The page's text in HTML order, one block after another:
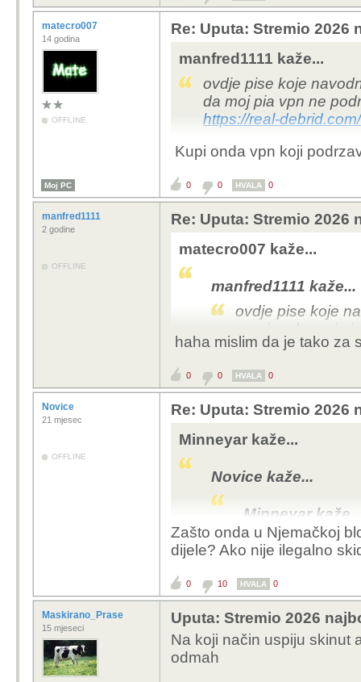
matecro007
14 godina
OFFLINE
Re: Uputa: Stremio 2026
manfred1111 kaže...
ovdje pise koje
da moj pia vpn ne
https://real-
Kupi onda vpn koji
Moj PC 0 0 HVALA 0
manfred1111
2 godine
OFFLINE
Re: Uputa: Stremio 2026
matecro007 kaže...
manfred1111 kaže...
ovdje pise koje
ne,pise da moj
https://real-
Kupi onda vpn koji
haha mislim da je tako za
0 0 HVALA 0
Novice
21 mjesec
OFFLINE
Re: Uputa: Stremio 2026
Minneyar kaže...
Novice kaže...
Minneyar
Kolko ti se
= skidanje
KAZNJAVA
UPLOAD/
prihvatit
postova
neki
Zašto onda u Njemačkoj
dijele? Ako nije ilegalno
0 10 HVALA 0
Maskirano_Prase
15 mjeseci
Uputa: Stremio 2026
Na koji način uspiju skinut
odmah